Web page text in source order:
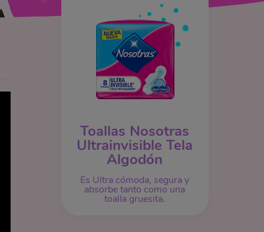
Toallas Nosotras
Ultrainvisible Tela
Algodón
Es Ultra cómoda, segura y
absorbe tanto como una
toalla gruesita.